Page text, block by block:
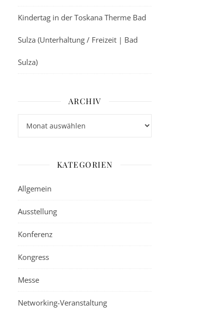
Kindertag in der Toskana Therme Bad
Sulza (Unterhaltung / Freizeit | Bad
Sulza)
ARCHIV
KATEGORIEN
Allgemein
Ausstellung
Konferenz
Kongress
Messe
Networking-Veranstaltung